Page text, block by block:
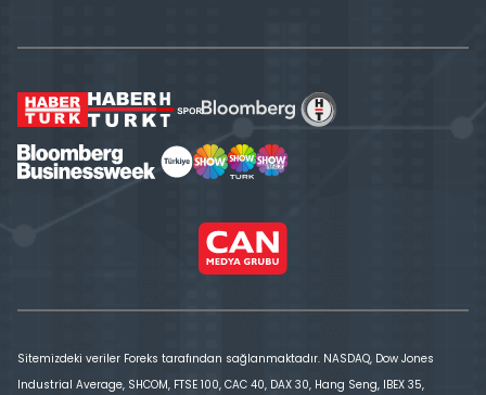
Sitemizdeki veriler Foreks tarafından sağlanmaktadır. NASDAQ, Dow Jones
Industrial Average, SHCOM, FTSE 100, CAC 40, DAX 30, Hang Seng, IBEX 35,